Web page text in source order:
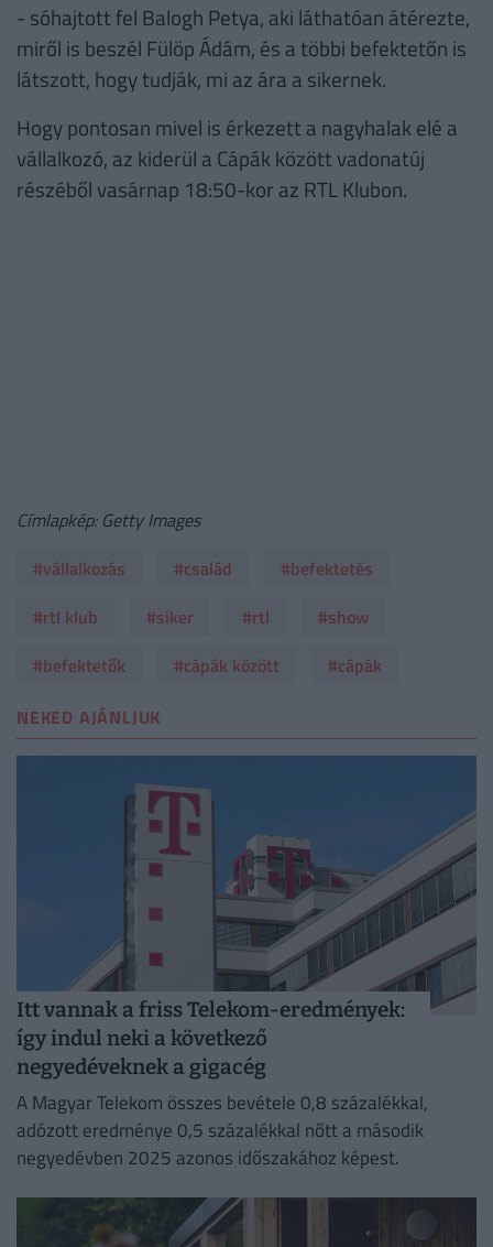
- sóhajtott fel Balogh Petya, aki láthatóan átérezte,
miről is beszél Fülöp Ádám, és a többi befektetőn is
látszott, hogy tudják, mi az ára a sikernek.
Hogy pontosan mivel is érkezett a nagyhalak elé a
vállalkozó, az kiderül a Cápák között vadonatúj
részéből vasárnap 18:50-kor az RTL Klubon.
Címlapkép: Getty Images
#vállalkozás
#család
#befektetés
#rtl klub
#siker #rtl
#show
#befektetők
#cápák között
#cápák
NEKED AJÁNLJUK
Itt vannak a friss Telekom-eredmények:
így indul neki a következő
negyedéveknek a gigacég
A Magyar Telekom összes bevétele 0,8 százalékkal,
adózott eredménye 0,5 százalékkal nőtt a második
negyedévben 2025 azonos időszakához képest.